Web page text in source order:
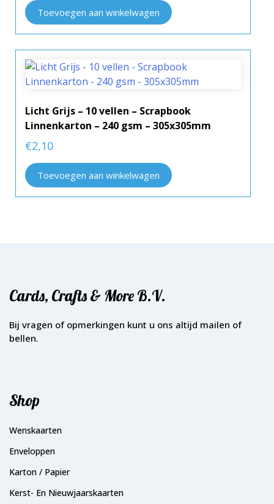
Toevoegen aan winkelwagen
Licht Grijs – 10 vellen – Scrapbook
Linnenkarton – 240 gsm – 305x305mm
€2,10
Toevoegen aan winkelwagen
Cards, Crafts & More B.V.
Bij vragen of opmerkingen kunt u ons altijd mailen of
bellen.
Shop
Wenskaarten
Enveloppen
Karton / Papier
Kerst- En Nieuwjaarskaarten